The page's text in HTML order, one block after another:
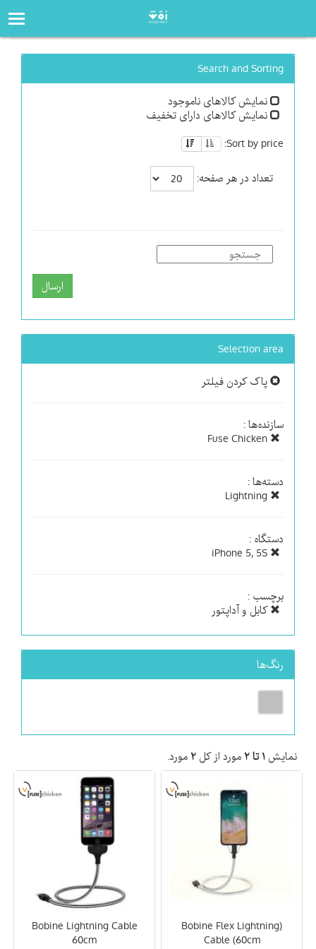
Search and Sorting
نمایش کالاهای ناموجود
نمایش کالاهای دارای تخفیف
Sort by price:
تعداد در هر صفحه:
ارسال
Selection area
پاک کردن فیلتر
سازنده‌ها :
دسته‌ها :
دستگاه :
برچسب :
کابل و آداپتور
رنگ‌ها
نمایش ۱ تا ۲ مورد از کل ۲ مورد.
(Bobine Flex Lightning
Cable (60cm
Bobine Lightning Cable
60cm